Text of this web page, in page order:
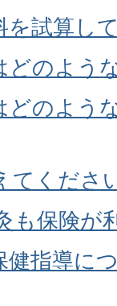
を試算し
どのよう
どのよう
てくださ
も保険が
健指導に